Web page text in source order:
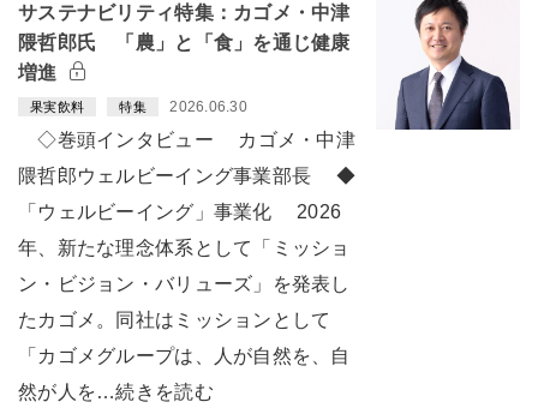
サステナビリティ特集：カゴメ・中津
隈哲郎氏 「農」と「食」を通じ健康
増進
果実飲料 特集 2026.06.30
◇巻頭インタビュー カゴメ・中津
隈哲郎ウェルビーイング事業部長 ◆
「ウェルビーイング」事業化 2026
年、新たな理念体系として「ミッショ
ン・ビジョン・バリューズ」を発表し
たカゴメ。同社はミッションとして
「カゴメグループは、人が自然を、自
然が人を…続きを読む